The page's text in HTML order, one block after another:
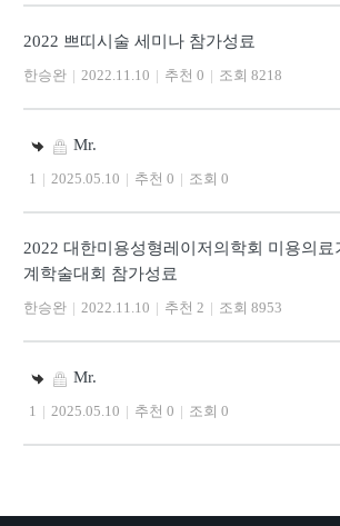
2022 쁘띠시술 세미나 참가성료
한승완 | 2022.11.10 | 추천 0 | 조회 8218
Mr.
1 | 2025.05.10 | 추천 0 | 조회 0
2022 대한미용성형레이저의학회 미용의료
계학술대회 참가성료
한승완 | 2022.11.10 | 추천 2 | 조회 8953
Mr.
1 | 2025.05.10 | 추천 0 | 조회 0